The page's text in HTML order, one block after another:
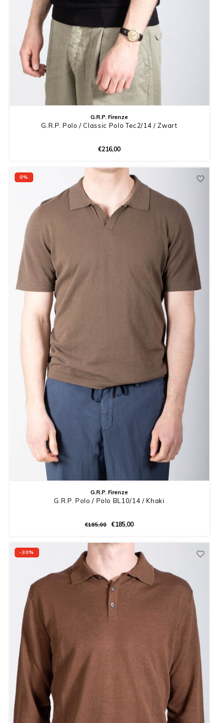
G.R.P. Firenze
G.R.P. Polo / Classic Polo Tec2/14 / Zwart
€216,00
0%
G.R.P. Firenze
G.R.P. Polo / Polo BL10/14 / Khaki
€185,00 €185,00
-30%